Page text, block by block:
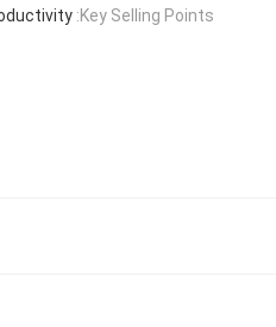
Key Selling Points: